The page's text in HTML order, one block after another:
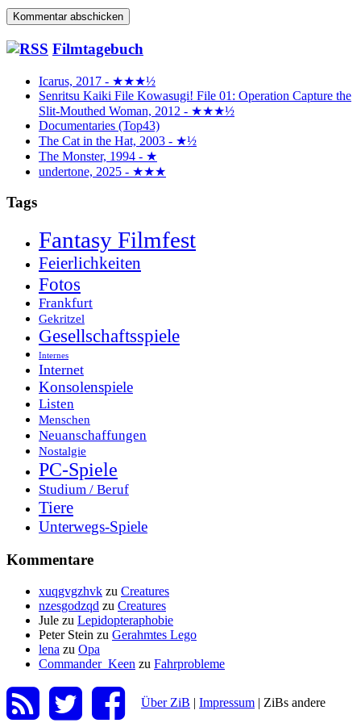
Filmtagebuch
Icarus, 2017 - ★★★½
Senritsu Kaiki File Kowasugi! File 01: Operation Capture the
Slit-Mouthed Woman, 2012 - ★★★½
Documentaries (Top43)
The Cat in the Hat, 2003 - ★½
The Monster, 1994 - ★
undertone, 2025 - ★★★
Tags
Fantasy Filmfest
Feierlichkeiten
Fotos
Frankfurt
Gekritzel
Gesellschaftsspiele
Internes
Internet
Konsolenspiele
Listen
Menschen
Neuanschaffungen
Nostalgie
PC-Spiele
Studium / Beruf
Tiere
Unterwegs-Spiele
Kommentare
xuqgvgzhvk zu Creatures
nzesgodzqd zu Creatures
Jule zu Lepidopteraphobie
Peter Stein zu Gerahmtes Lego
lena zu Opa
Commander_Keen zu Fahrprobleme
Über ZiB | Impressum | ZiBs andere